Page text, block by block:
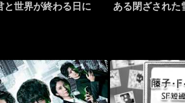
と世界が終わる日に
ある閉ざされた